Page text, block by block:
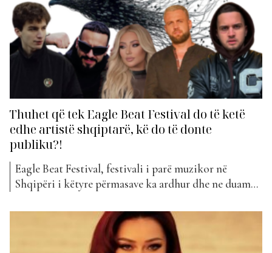
Thuhet që tek Eagle Beat Festival do të ketë
edhe artistë shqiptarë, kë do të donte
publiku?!
Eagle Beat Festival, festivali i parë muzikor në
Shqipëri i këtyre përmasave ka ardhur dhe ne duam
Liqenit Artificial, Festivali Eagle Beat është vendi ku
muzika, natyra dhe kultura përplasen. Ky është më
shumë se një festival, është një lëvizje....